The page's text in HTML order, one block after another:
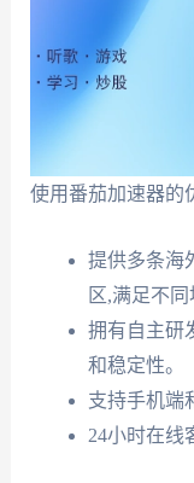
使用番茄加速器的
提供多条海
区,满足不同
拥有自主研
和稳定性。
支持手机端
24小时在线